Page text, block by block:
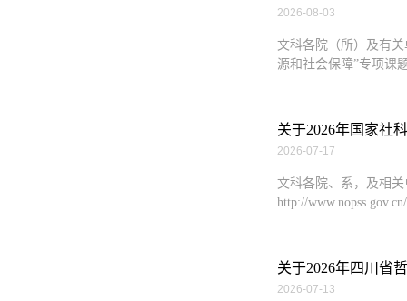
2026-08-03
文科各院（所）及有
源和社会保障”专项课
关于2026年国家社
2026-07-17
文科各院、系，及相
http://
关于2026年四川省
2026-07-13